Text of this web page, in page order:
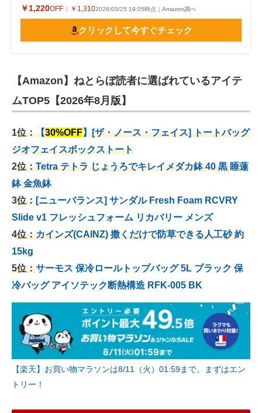
￥1,220OFF： ￥1,3102026/03/25 19:05時点｜Amazon調べ
クリックして今すぐチェック
【Amazon】ねとらぼ読者に選ばれているアイテ
ムTOP5【2026年8月版】
1位：【30%OFF】[ザ・ノース・フェイス] トートバッグ
ジオフェイスボックストート
2位：Tetra テトラ じょうろでキレイメダカ鉢 40 黒 睡蓮
鉢 金魚鉢
3位：[ニューバランス] サンダル Fresh Foam RCVRY
Slide v1 フレッシュフォーム リカバリー メンズ
4位：カインズ(CAINZ) 撒くだけで防草できる人工砂 約
15kg
5位：サーモス 保冷ロールトップバッグ 5L ブラック 保
冷バッグ アイソテック断熱構造 RFK-005 BK
【楽天】お買い物マラソンは8/11（火）01:59まで。まずはエン
トリー！